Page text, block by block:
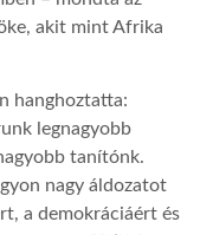
akit mint Afrika
hanghoztatta:
legnagyobb
tanítónk.
nagy áldozatot
a demokráciáért és